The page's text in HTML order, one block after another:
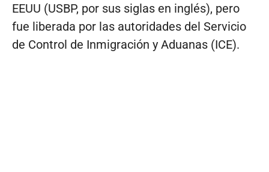
EEUU (USBP, por sus siglas en inglés), pero
fue liberada por las autoridades del Servicio
de Control de Inmigración y Aduanas (ICE).